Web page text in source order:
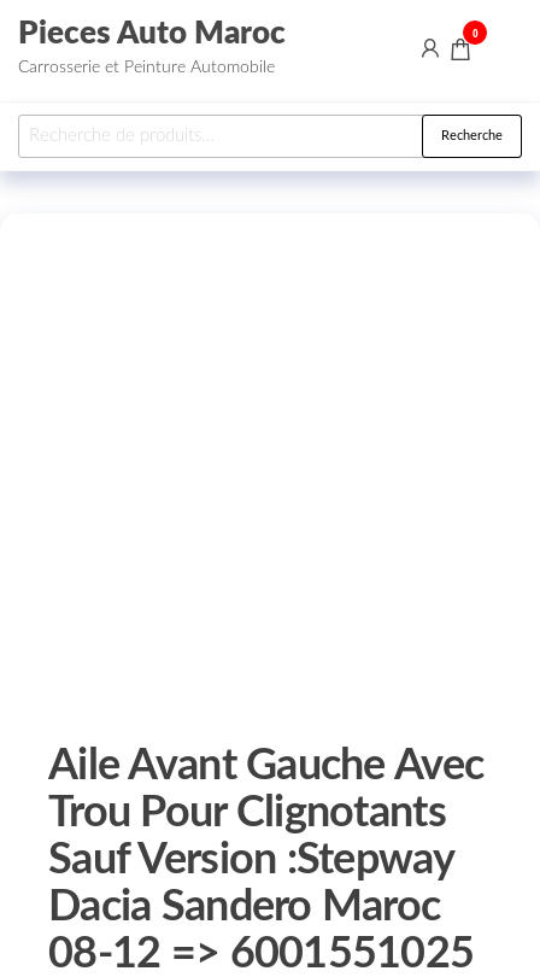
Aller au contenu
Pieces Auto Maroc
Carrosserie et Peinture Automobile
0
Recherche pour : Recherche
Aile Avant Gauche Avec
Trou Pour Clignotants
Sauf Version :Stepway
Dacia Sandero Maroc
08-12 => 6001551025